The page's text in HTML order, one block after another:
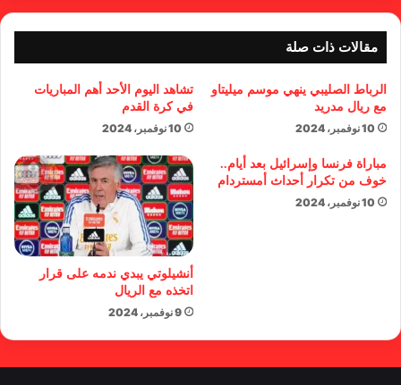
مقالات ذات صلة
الرباط الصليبي ينهي موسم ميليتاو
مع ريال مدريد
10 نوفمبر، 2024
تشاهد اليوم الأحد أهم المباريات
في كرة القدم
10 نوفمبر، 2024
مباراة فرنسا وإسرائيل بعد أيام..
خوف من تكرار أحداث أمستردام
10 نوفمبر، 2024
أنشيلوتي يبدي ندمه على قرار
اتخذه مع الريال
9 نوفمبر، 2024